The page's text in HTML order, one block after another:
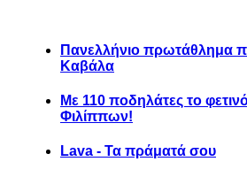
Πανελλήνιο πρωτάθλημα
Καβάλα
Με 110 ποδηλάτες το
Φιλίππων!
Lava - Τα πράματά σου